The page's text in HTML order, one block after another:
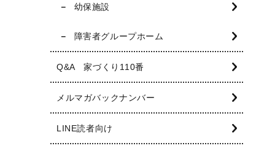
幼保施設
障害者グループホーム
Q&A 家づくり110番
メルマガバックナンバー
LINE読者向け